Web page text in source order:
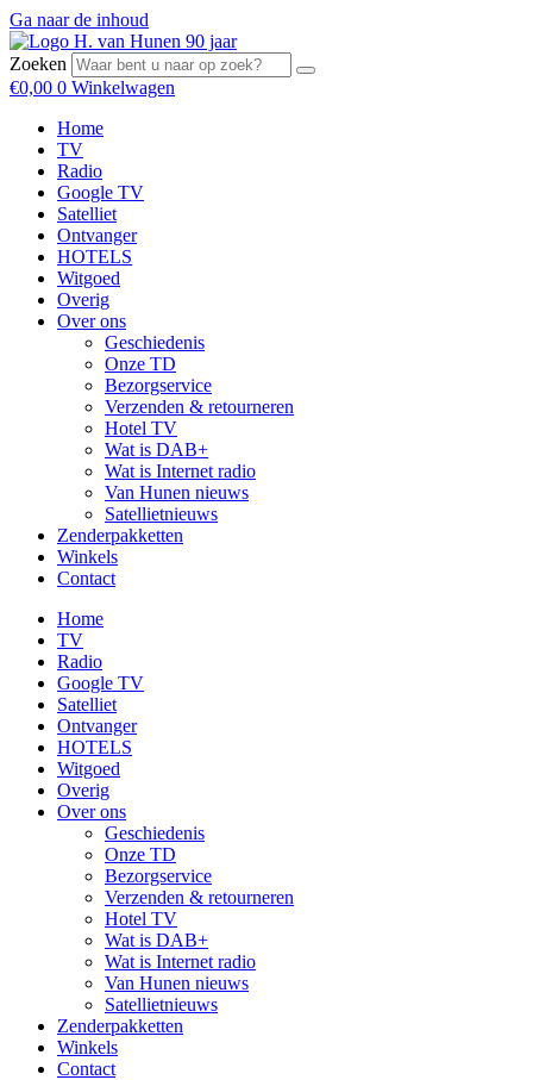
Ga naar de inhoud
Zoeken
€0,00 0 Winkelwagen
Home
TV
Radio
Google TV
Satelliet
Ontvanger
HOTELS
Witgoed
Overig
Over ons
Geschiedenis
Onze TD
Bezorgservice
Verzenden & retourneren
Hotel TV
Wat is DAB+
Wat is Internet radio
Van Hunen nieuws
Satellietnieuws
Zenderpakketten
Winkels
Contact
Home
TV
Radio
Google TV
Satelliet
Ontvanger
HOTELS
Witgoed
Overig
Over ons
Geschiedenis
Onze TD
Bezorgservice
Verzenden & retourneren
Hotel TV
Wat is DAB+
Wat is Internet radio
Van Hunen nieuws
Satellietnieuws
Zenderpakketten
Winkels
Contact